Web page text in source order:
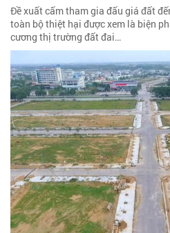
Đề xuất cấm tham gia đấu giá đất
toàn bộ thiệt hại được xem là biện
cương thị trường đất đai…